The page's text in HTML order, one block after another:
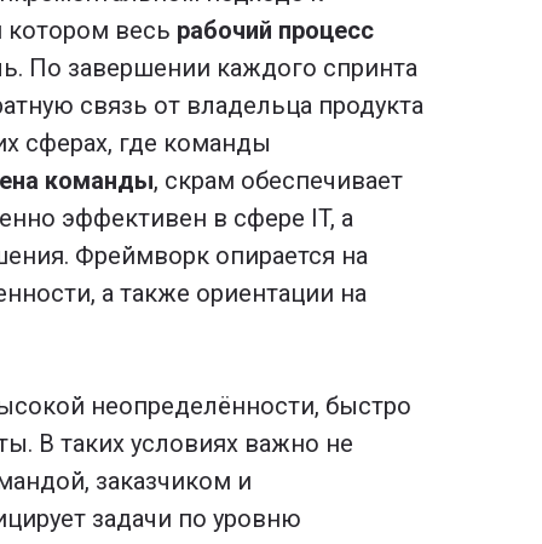
котором весь рабочий процесс
По завершении каждого спринта
связь от владельца продукта
сферах, где команды
команды, скрам обеспечивает
эффективен в сфере IT, а
Фреймворк опирается на
а также ориентации на
неопределённости, быстро
В таких условиях важно не
заказчиком и
задачи по уровню